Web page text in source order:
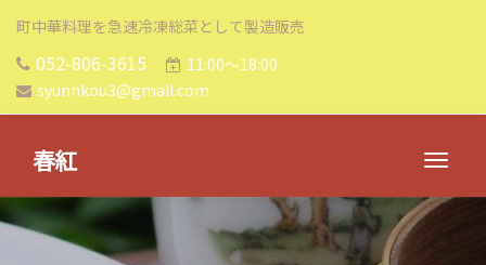
町中華料理を急速冷凍総菜として製造販売
052-806-3615
11:00～18:00
syunnkou3@gmail.com
春紅